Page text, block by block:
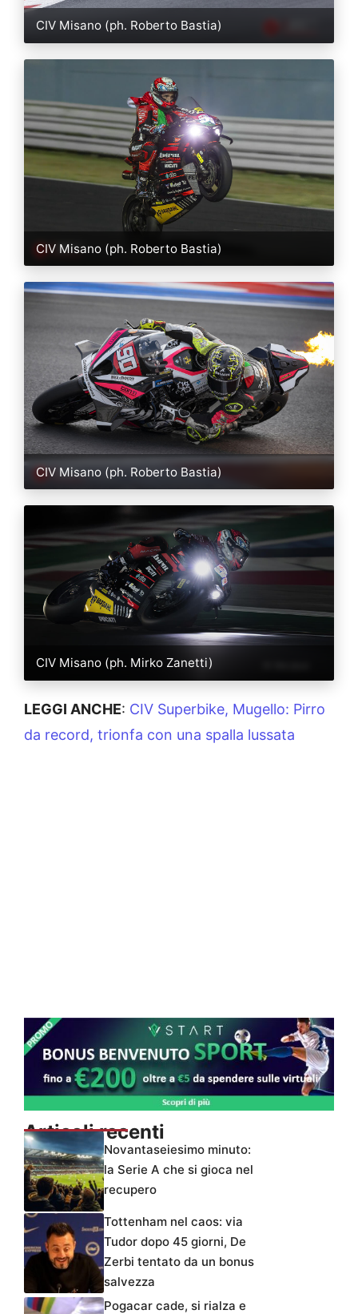
CIV Misano (ph. Roberto Bastia)
CIV Misano (ph. Roberto Bastia)
CIV Misano (ph. Roberto Bastia)
CIV Misano (ph. Mirko Zanetti)
LEGGI ANCHE: CIV Superbike, Mugello: Pirro
da record, trionfa con una spalla lussata
Articoli recenti
Novantaseiesimo minuto:
la Serie A che si gioca nel
recupero
Tottenham nel caos: via
Tudor dopo 45 giorni, De
Zerbi tentato da un bonus
salvezza
Pogacar cade, si rialza e